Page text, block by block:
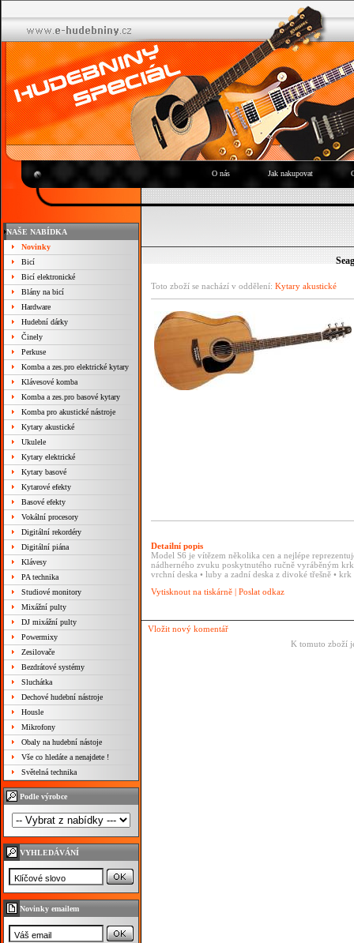
O nás Jak nakupovat
NAŠE NABÍDKA
Novinky
Bicí
Bicí elektronické
Blány na bicí
Hardware
Hudební dárky
Činely
Perkuse
Komba a zes.pro elektrické kytary
Klávesové komba
Komba a zes.pro basové kytary
Komba pro akustické nástroje
Kytary akustické
Ukulele
Kytary elektrické
Kytary basové
Kytarové efekty
Basové efekty
Vokální procesory
Digitální rekordéry
Digitální piána
Klávesy
PA technika
Studiové monitory
Mixážní pulty
DJ mixážní pulty
Powermixy
Zesilovače
Bezdrátové systémy
Sluchátka
Dechové hudební nástroje
Housle
Mikrofony
Obaly na hudební nástoje
Vše co hledáte a nenajdete !
Světelná technika
Podle výrobce
VYHLEDÁVÁNÍ
Novinky emailem
Toto zboží se nachází v oddělení: Kytary akustické
Detailní popis
Model S6 je vítězem několika cen a nejlépe
nádherného zvuku poskytnutého ručně vyráběným
vrchní deska • luby a zadní deska z divoké třešně •
Vytisknout na tiskárně | Poslat odkaz
Vložit nový komentář
K tomuto zboží